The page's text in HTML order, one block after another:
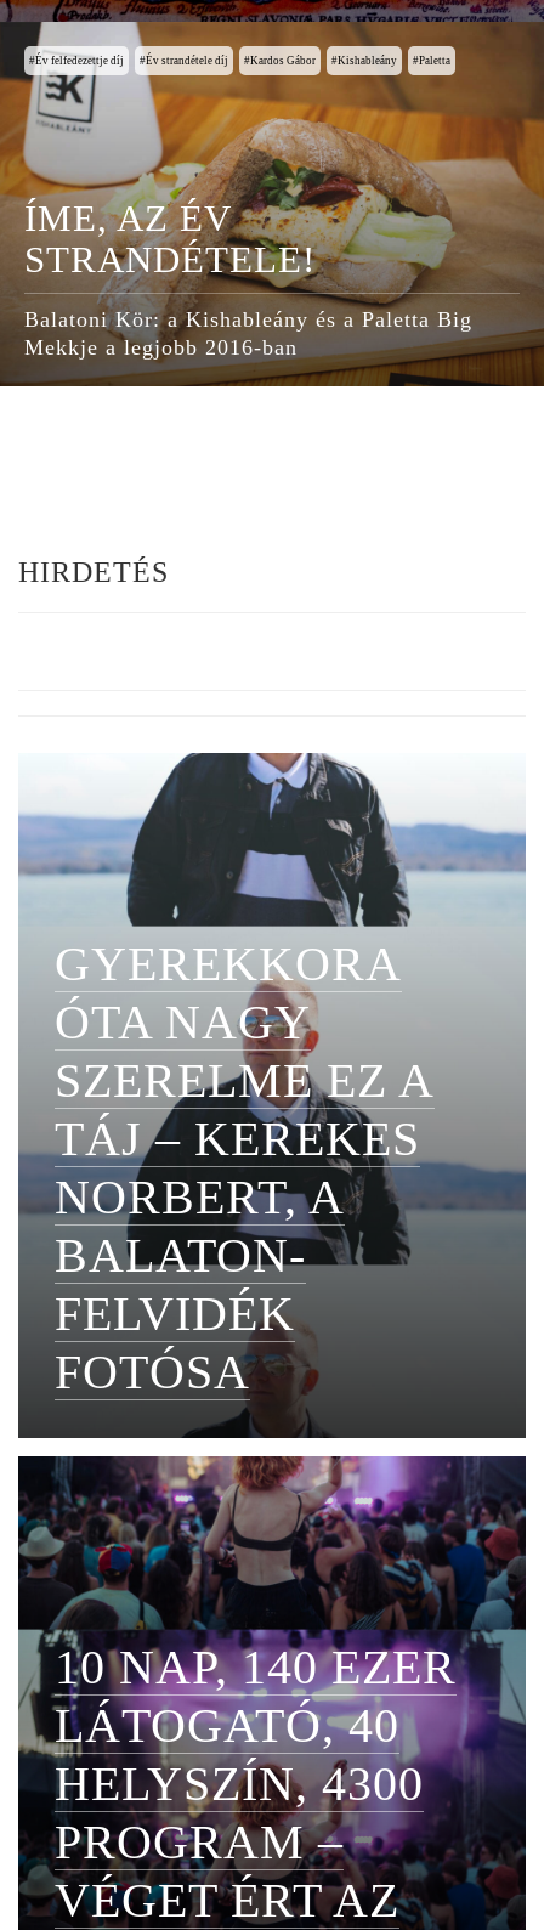
Év felfedezettje díj Év strandétele díj Kardos Gábor Kishableány Paletta
ÍME, AZ ÉV
STRANDÉTELE!
Balatoni Kör: a Kishableány és a Paletta Big
Mekkje a legjobb 2016-ban
HIRDETÉS
GYEREKKORA
ÓTA NAGY
SZERELME EZ A
TÁJ – KEREKES
NORBERT, A
BALATON-
FELVIDÉK
FOTÓSA
10 NAP, 140 EZER
LÁTOGATÓ, 40
HELYSZÍN, 4300
PROGRAM –
VÉGET ÉRT AZ